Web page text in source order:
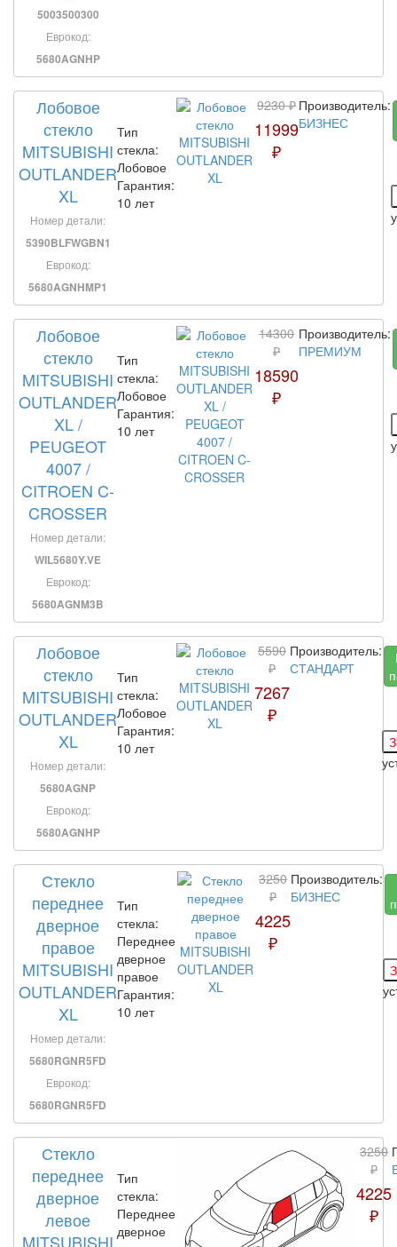
5003500300
Еврокод:
5680AGNHP
Лобовое
стекло
MITSUBISHI
OUTLANDER
XL
Номер детали:
5390BLFWGBN1
Еврокод:
5680AGNHMP1
Тип
стекла:
Лобовое
Гарантия:
10 лет
9230 ₽
11999
₽
Производитель:
БИЗНЕС
Лобовое
стекло
MITSUBISHI
OUTLANDER
XL /
PEUGEOT
4007 /
CITROEN C-
CROSSER
Номер детали:
WIL5680Y.VE
Еврокод:
5680AGNM3B
Тип
стекла:
Лобовое
Гарантия:
10 лет
14300
₽
18590
₽
Производитель:
ПРЕМИУМ
Лобовое
стекло
MITSUBISHI
OUTLANDER
XL
Номер детали:
5680AGNP
Еврокод:
5680AGNHP
Тип
стекла:
Лобовое
Гарантия:
10 лет
5590
₽
7267
₽
Производитель:
СТАНДАРТ
Стекло
переднее
дверное
правое
MITSUBISHI
OUTLANDER
XL
Номер детали:
5680RGNR5FD
Еврокод:
5680RGNR5FD
Тип
стекла:
Переднее
дверное
правое
Гарантия:
10 лет
3250
₽
4225
₽
Производитель:
БИЗНЕС
Стекло
переднее
дверное
левое
MITSUBISHI
Тип
стекла:
Переднее
дверное
3250
₽
4225
₽